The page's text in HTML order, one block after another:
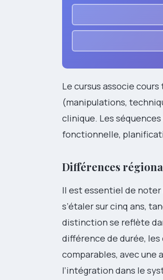
Le cursus associe
(manipulations,
clinique. Les
fonctionnelle,
Différences
Il est essentiel de
s’étaler sur cinq ans,
distinction se reflète
différence de durée,
comparables, avec une
l’intégration dans le